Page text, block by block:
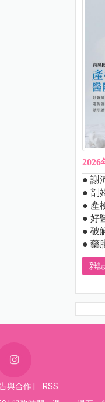
2026
● 謝
● 剖
● 產
● 好
● 破
● 藥
雜
與合作
RSS